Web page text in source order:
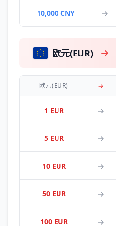
10,000 CNY
欧元(EUR)
欧元(EUR)
1 EUR
5 EUR
10 EUR
50 EUR
100 EUR